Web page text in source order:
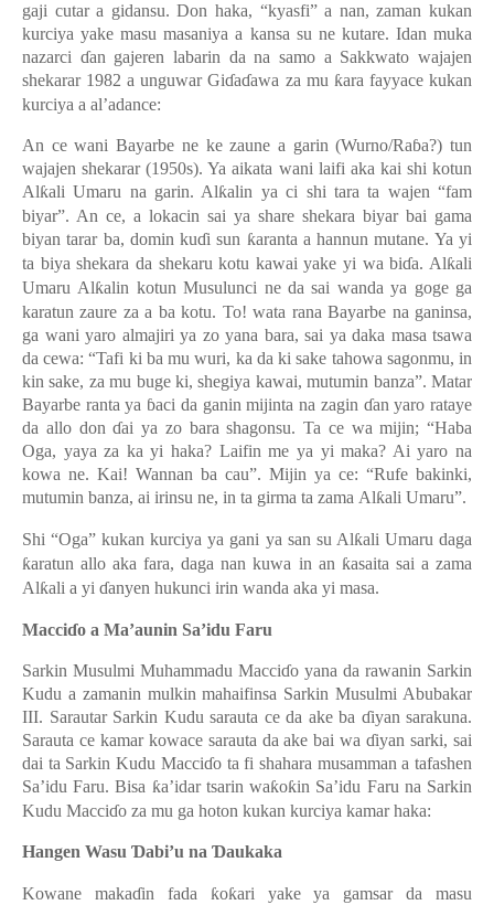
gaji cutar a gidansu. Don haka, “kyasfi” a nan, zaman kukan
kurciya yake masu masaniya a kansa su ne kutare. Idan muka
nazarci ɗan gajeren labarin da na samo a Sakkwato wajajen
shekarar 1982 a unguwar Giɗaɗawa za mu ƙara fayyace kukan
kurciya a al’adance:
An ce wani Bayarbe ne ke zaune a garin (Wurno/Raɓa?) tun
wajajen shekarar (1950s). Ya aikata wani laifi aka kai shi kotun
Alƙali Umaru na garin. Alƙalin ya ci shi tara ta wajen “fam
biyar”. An ce, a lokacin sai ya share shekara biyar bai gama
biyan tarar ba, domin kuɗi sun ƙaranta a hannun mutane. Ya yi
ta biya shekara da shekaru kotu kawai yake yi wa biɗa. Alƙali
Umaru Alƙalin kotun Musulunci ne da sai wanda ya goge ga
karatun zaure za a ba kotu. To! wata rana Bayarbe na ganinsa,
ga wani yaro almajiri ya zo yana bara, sai ya daka masa tsawa
da cewa: “Tafi ki ba mu wuri, ka da ki sake tahowa sagonmu, in
kin sake, za mu buge ki, shegiya kawai, mutumin banza”. Matar
Bayarbe ranta ya ɓaci da ganin mijinta na zagin ɗan yaro rataye
da allo donɗai ya zo bara shagonsu. Ta ce wa mijin; “Haba
Oga, yaya za ka yi haka? Laifin me ya yi maka? Ai yaro na
kowa ne. Kai! Wannan ba cau”. Mijin ya ce: “Rufe bakinki,
mutumin banza, ai irinsu ne, in ta girma ta zama Alƙali Umaru”.
Shi “Oga” kukan kurciya ya gani ya san su Alƙali Umaru daga
ƙaratun allo aka fara, daga nan kuwa in an ƙasaita sai a zama
Alƙali a yi ɗanyen hukunci irin wanda aka yi masa.
Macciɗo a Ma’aunin Sa’idu Faru
Sarkin Musulmi Muhammadu Macciɗo yana da rawanin Sarkin
Kudu a zamanin mulkin mahaifinsa Sarkin Musulmi Abubakar
III. Sarautar Sarkin Kudu sarauta ce da ake ba ɗiyan sarakuna.
Sarauta ce kamar kowace sarauta da ake bai waɗiyan sarki, sai
dai ta Sarkin Kudu Macciɗo ta fi shahara musamman a tafashen
Sa’idu Faru. Bisa ƙa’idar tsarin waƙoƙin Sa’idu Faru na Sarkin
Kudu Macciɗo za mu ga hoton kukan kurciya kamar haka:
Hangen Wasu Ɗabi’u na Ɗaukaka
Kowane makaɗin fada ƙoƙari yake ya gamsar da masu